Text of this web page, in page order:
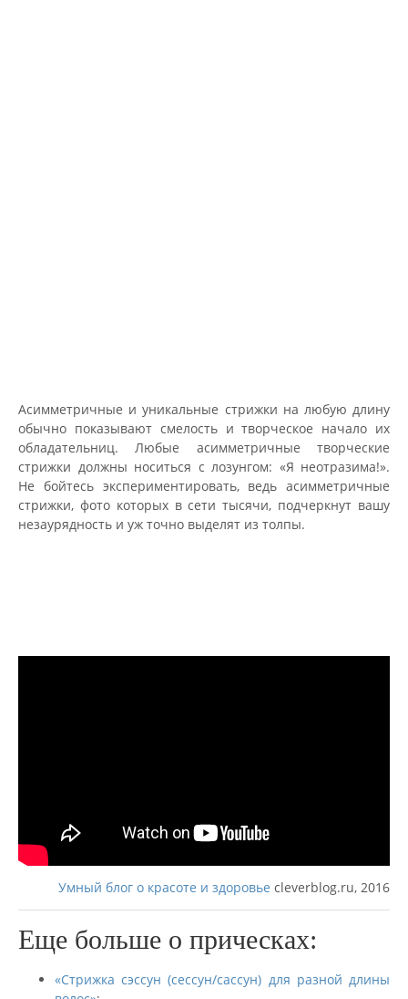
Асимметричные и уникальные стрижки на любую длину
обычно показывают смелость и творческое начало их
обладательниц. Любые асимметричные творческие
стрижки должны носиться с лозунгом: «Я неотразима!».
Не бойтесь экспериментировать, ведь асимметричные
стрижки, фото которых в сети тысячи, подчеркнут вашу
незаурядность и уж точно выделят из толпы.
Умный блог о красоте и здоровье cleverblog.ru, 2016
Еще больше о прическах:
«Стрижка сэссун (сессун/сассун) для разной длины